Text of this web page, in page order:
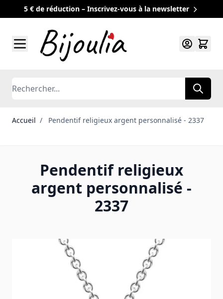
5 € de réduction – Inscrivez-vous à la newsletter
Rechercher
Accueil / Pendentif religieux argent personnalisé - 2337
Pendentif religieux
argent personnalisé -
2337